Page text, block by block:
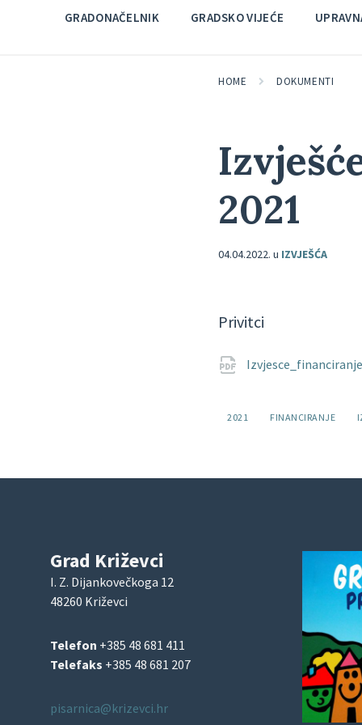
GRADONAČELNIK GRADSKO VIJEĆE
HOME DOKUMENTI
2021
04.04.2022.u IZVJEŠĆA
Privitci
Oznake:
2021 FINANCIRANJE
Grad Križevci
I. Z. Dijankovečkoga 12
48260 Križevci
Telefon +385 48 681 411
Telefaks +385 48 681 207
pisarnica@krizevci.hr